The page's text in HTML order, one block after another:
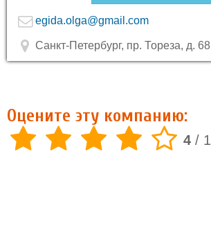
egida.olga@gmail.com
Санкт-Петербург, пр. Тореза, д. 68
Оцените эту компанию:
4 / 1